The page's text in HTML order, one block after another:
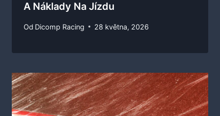
A Náklady Na Jízdu
Od Dicomp Racing 28 května, 2026